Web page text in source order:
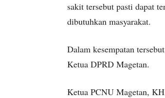
sakit tersebut pasti dapat
dibutuhkan masyarakat.
Dalam kesempatan
Ketua DPRD Magetan.
Ketua PCNU Magetan,